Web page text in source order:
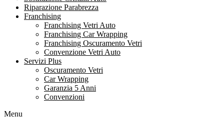
Riparazione Parabrezza
Franchising
Franchising Vetri Auto
Franchising Car Wrapping
Franchising Oscuramento Vetri
Convenzione Vetri Auto
Servizi Plus
Oscuramento Vetri
Car Wrapping
Garanzia 5 Anni
Convenzioni
Menu